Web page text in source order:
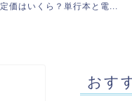
定価はいくら？単行本と電...
おす